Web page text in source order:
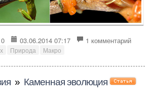
0 03.06.2014 07:17 1 комментарий
Природа Макро
» Каменная эволюция